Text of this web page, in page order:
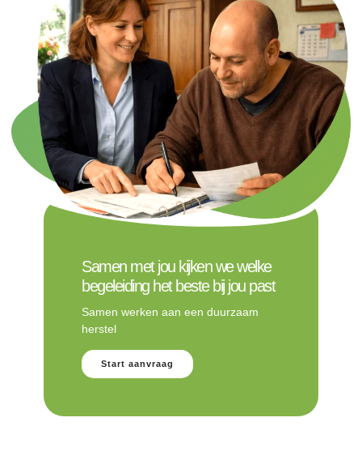
Samen met jou kijken we welke
begeleiding het beste bij jou past
Samen werken aan een duurzaam
herstel
Start aanvraag